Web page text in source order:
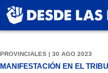
PROVINCIALES | 30 AGO 2023
MANIFESTACIÓN EN EL